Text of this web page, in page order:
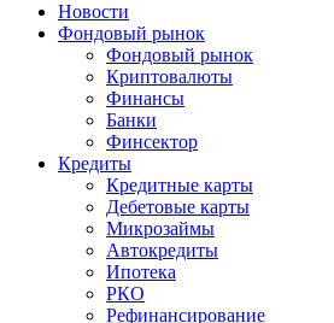
Новости
Фондовый рынок
Фондовый рынок
Криптовалюты
Финансы
Банки
Финсектор
Кредиты
Кредитные карты
Дебетовые карты
Микрозаймы
Автокредиты
Ипотека
РКО
Рефинансирование